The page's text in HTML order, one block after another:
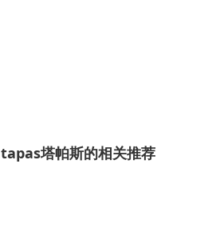
tapas塔帕斯的相关推荐